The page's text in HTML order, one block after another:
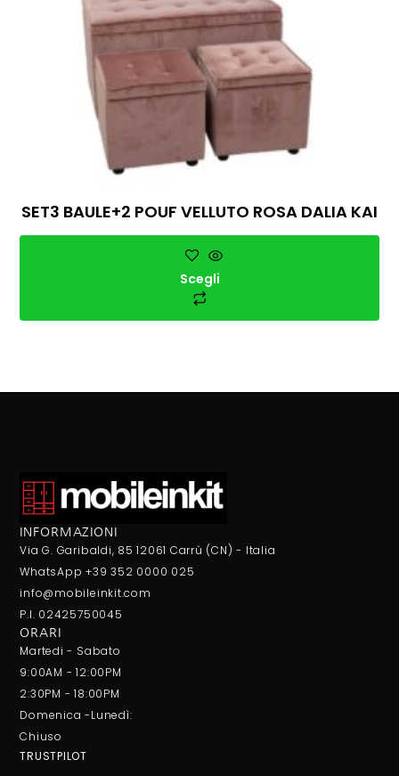
SET3 BAULE+2 POUF VELLUTO ROSA DALIA KAI
Scegli
INFORMAZIONI
Via G. Garibaldi, 85 12061 Carrù (CN) - Italia
WhatsApp +39 352 0000 025
info@mobileinkit.com
P.I. 02425750045
ORARI
Martedi - Sabato
9:00AM - 12:00PM
2:30PM - 18:00PM
Domenica -Lunedì:
Chiuso
TRUSTPILOT